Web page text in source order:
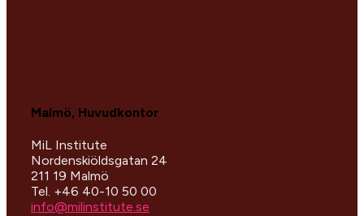
Malmö, Huvudkontor
MiL Institute
Nordenskiöldsgatan 24
211 19 Malmö
Tel. +46 40-10 50 00
info@milinstitute.se